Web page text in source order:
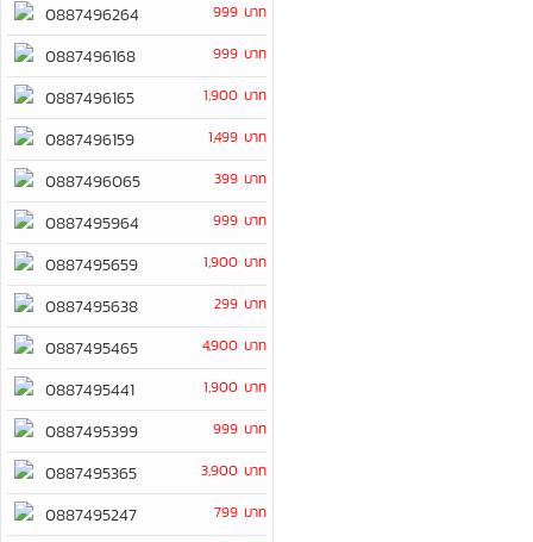
0887496264 999 บาท
0887496168 999 บาท
0887496165 1,900 บาท
0887496159 1,499 บาท
0887496065 399 บาท
0887495964 999 บาท
0887495659 1,900 บาท
0887495638 299 บาท
0887495465 4,900 บาท
0887495441 1,900 บาท
0887495399 999 บาท
0887495365 3,900 บาท
0887495247 799 บาท